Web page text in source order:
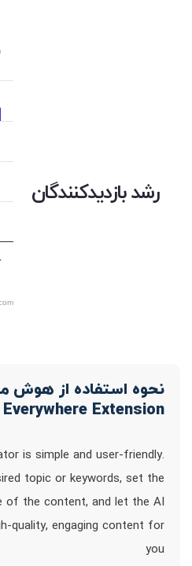
رشد بازدیدکنندگان
Everywhere Extension
is simple and user-friendly.
topic or keywords, set the
of the content, and let the AI
quality, engaging content for
you